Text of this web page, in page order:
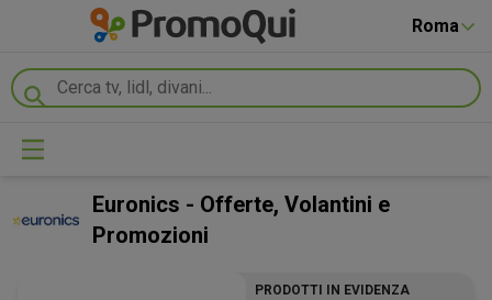
Roma
Euronics - Offerte, Volantini e
Promozioni
PRODOTTI IN EVIDENZA